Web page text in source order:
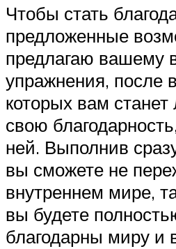
Чтобы стать
предложенные
предлагаю вашему
упражнения, после
которых вам
свою
ней. Выполнив
вы сможете не
внутреннем мире,
вы будете
благодарны миру и